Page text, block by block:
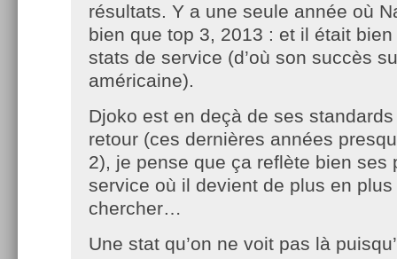
résultats. Y a une seule année où
bien que top 3, 2013 : et il était
stats de service (d’où son succès
américaine).
Djoko est en deçà de ses
retour (ces dernières années
2), je pense que ça reflète bien ses
service où il devient de plus en
chercher…
Une stat qu’on ne voit pas là